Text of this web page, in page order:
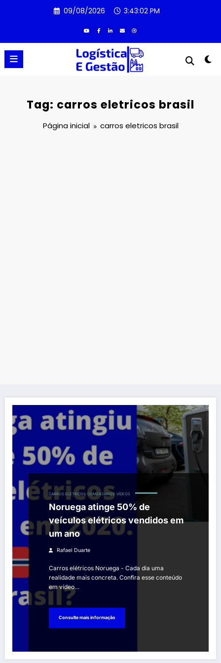
09/08/2026 3:43:03 PM
Tag: carros eletricos brasil
Página inicial carros eletricos brasil
CARROS ELÉTRICOS COMENTÁRIOS VÍDEOS
Noruega atinge 50% de
veículos elétricos vendidos em
um ano
Rafael Duarte
Carros elétricos Noruega - Cada dia uma
realidade mais concreta. Confira esse conteúdo
em vídeo…
Consulte mais informação